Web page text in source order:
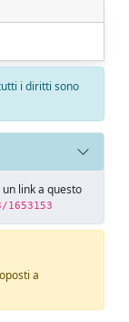
i diritti sono
link a questo
a